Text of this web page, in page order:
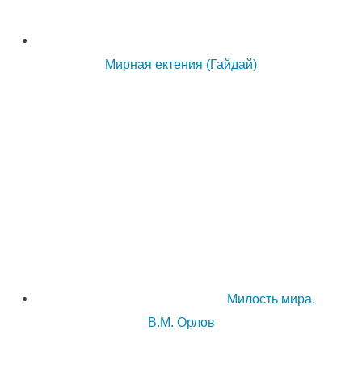
Мирная ектения (Гайдай)
Милость мира.
В.М. Орлов